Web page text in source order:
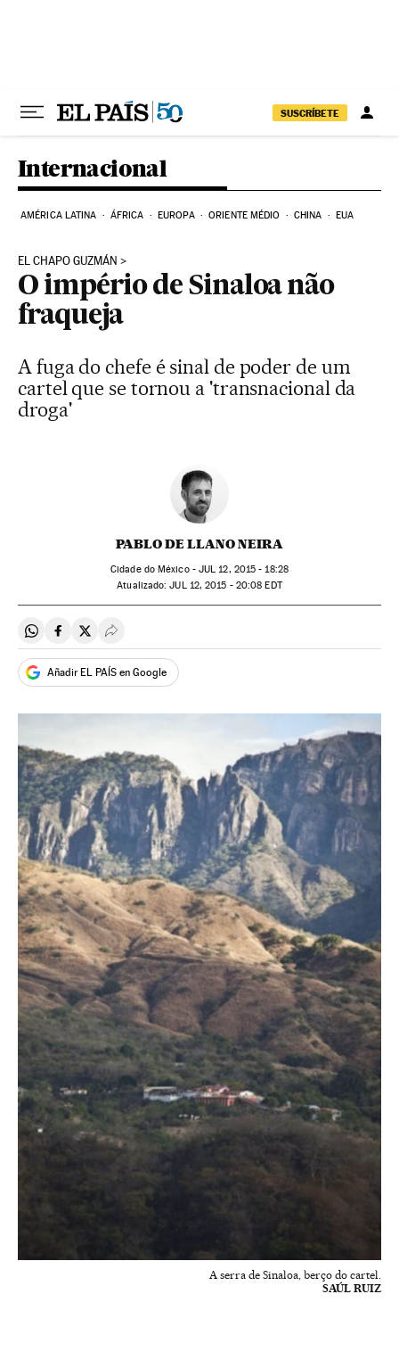
SUSCRÍBETE
Internacional
AMÉRICA LATINA ÁFRICA EUROPA ORIENTE MÉDIO CHINA EUA
EL CHAPO GUZMÁN
O império de Sinaloa não
fraqueja
A fuga do chefe é sinal de poder de um
cartel que se tornou a 'transnacional da
droga'
PABLO DE LLANO NEIRA
Cidade do México - JUL 12, 2015 - 18:28
atualizado: JUL12, 2015 - 20:08 EDT
Compartir en Whatsapp
Compartir en Facebook
Compartir en Twitter
Desplegar Redes Sociales
Añadir EL PAÍS en Google
A serra de Sinaloa, berço do cartel.
SAÚL RUIZ